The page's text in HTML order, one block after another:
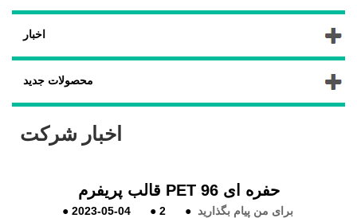
اخبار
محصولات جدید
اخبار شرکت
قالب پریفرم PET 96 حفره ای
●2023-05-04 ●2 ● برای من پیام بگذارید